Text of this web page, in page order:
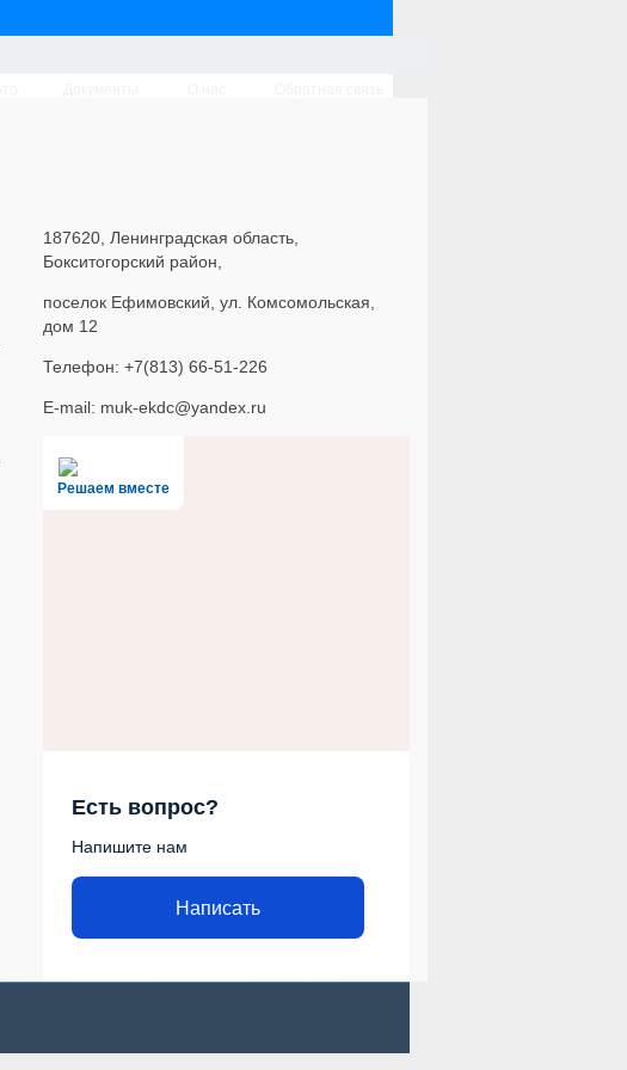
187620, Ленинградская область,
Бокситогорский район,
поселок Ефимовский, ул. Комсомольская,
дом 12
Телефон: +7(813) 66-51-226
E-mail: muk-ekdc@yandex.ru
Решаем вместе
Есть вопрос?
Напишите нам
Написать